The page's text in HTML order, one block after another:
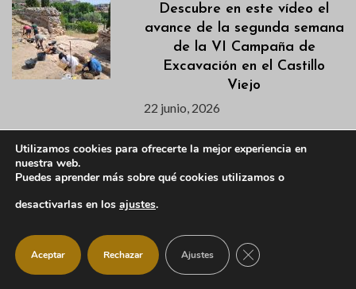
Descubre en este vídeo el
avance de la segunda semana
de la VI Campaña de
Excavación en el Castillo
Viejo
22 junio, 2026
«El Autobusito» dará
comienzo al nuevo horario de
19 junio, 2026
La Pedriza cuenta desde el 15
de junio con un Punto de
Utilizamos cookies para ofrecerte la mejor experiencia en
nuestra web.
Puedes aprender más sobre qué cookies utilizamos o
desactivarlas en los ajustes.
Aceptar Rechazar Ajustes CERRAR EL